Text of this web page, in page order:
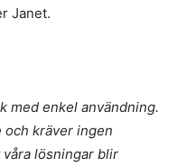
Janet.
med enkel användning.
och kräver ingen
lösningar blir